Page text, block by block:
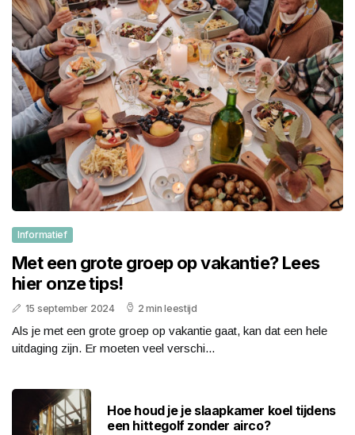
Informatief
Met een grote groep op vakantie? Lees
hier onze tips!
15 september 2024 2 min leestijd
Als je met een grote groep op vakantie gaat, kan dat een hele
uitdaging zijn. Er moeten veel verschi...
Hoe houd je je slaapkamer koel tijdens
een hittegolf zonder airco?